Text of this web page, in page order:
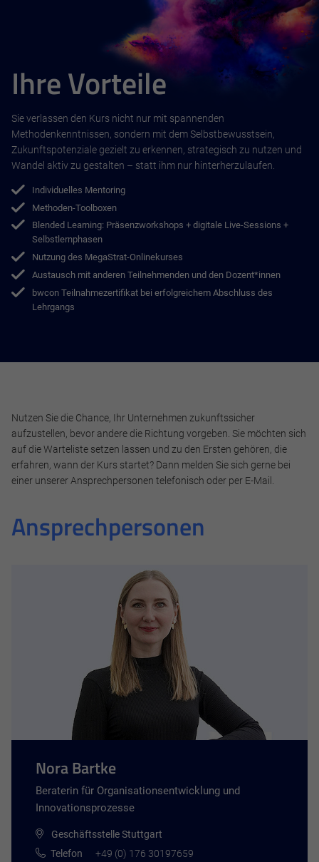
Ihre Vorteile
Sie verlassen den Kurs nicht nur mit spannenden
Methodenkenntnissen, sondern mit dem Selbstbewusstsein,
Zukunftspotenziale gezielt zu erkennen, strategisch zu nutzen und
Wandel aktiv zu gestalten – statt ihm nur hinterherzulaufen.
Individuelles Mentoring
Methoden-Toolboxen
Blended Learning: Präsenzworkshops + digitale Live-Sessions +
Selbstlernphasen
Nutzung des MegaStrat-Onlinekurses
Austausch mit anderen Teilnehmenden und den Dozent*innen
bwcon Teilnahmezertifikat bei erfolgreichem Abschluss des
Lehrgangs
Nutzen Sie die Chance, Ihr Unternehmen zukunftssicher
aufzustellen, bevor andere die Richtung vorgeben. Sie möchten sich
auf die Warteliste setzen lassen und zu den Ersten gehören, die
erfahren, wann der Kurs startet? Dann melden Sie sich gerne bei
einer unserer Ansprechpersonen telefonisch oder per E-Mail.
Ansprechpersonen
Nora Bartke
Beraterin für Organisationsentwicklung und
Innovationsprozesse
Geschäftsstelle Stuttgart
Telefon
+49 (0) 176 30197659
Diese werden für die Grundfunktionen der Website benötigt
und helfen dabei, unsere Website nutzbar zu machen sowie
Zugriffe auf sichere Bereiche unserer Website ermöglichen.
Cookie Informationen anzeigen
Marketing und Statistik
anonymes Tracking zu aktivieren. Hierbei werden können
anonymisierte Daten an eventuelle Drittanbieter
weitergeleitet.
Cookie Informationen anzeigen
Speichern
Impressum Datenschutz